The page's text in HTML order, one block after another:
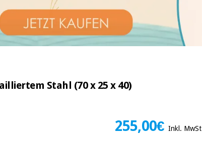
Stahl (70 x 25 x 40)
255,00€Inkl. MwSt